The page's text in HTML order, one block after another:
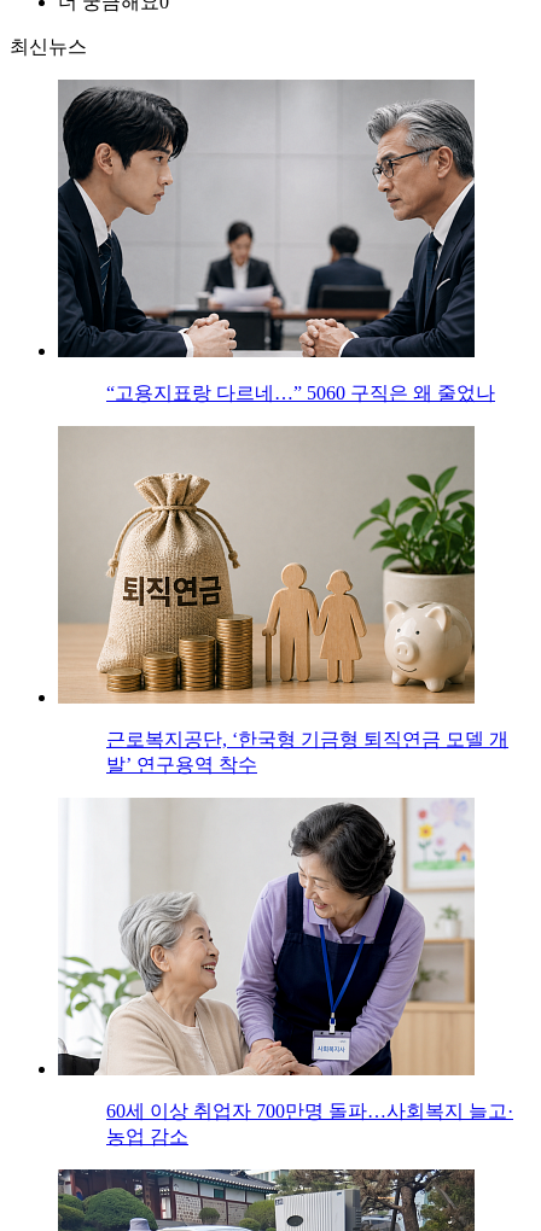
최신뉴스
“고용지표랑 다르네…” 5060 구직은 왜 줄었나
근로복지공단, ‘한국형 기금형 퇴직연금 모델 개
발’ 연구용역 착수
60세 이상 취업자 700만명 돌파…사회복지 늘고·
농업 감소